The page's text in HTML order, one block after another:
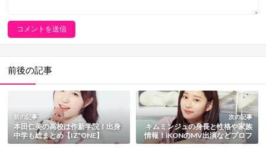
前後の記事
前の記事
本田仁美の高校は作新学院！出身
中学も総まとめ【IZ*ONE】
次の記事
キムミンジュの身長と性格や家族
情報！iKONのMV出演などプロフ
ィール総まとめ